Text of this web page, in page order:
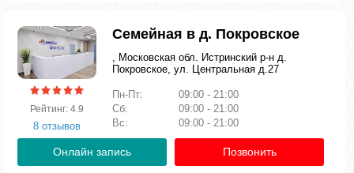
Рейтинг: 4.9
8 отзывов
Семейная в д. Покровское
, Московская обл. Истринский р-н д.
Покровское, ул. Центральная д.27
Пн-Пт:
09:00 - 21:00
Сб:
09:00 - 21:00
Вс:
09:00 - 21:00
Онлайн запись Позвонить